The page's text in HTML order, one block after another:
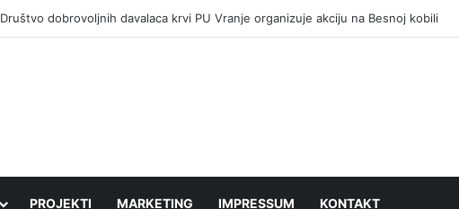
Društvo dobrovoljnih davalaca krvi PU Vranje organizuje akciju na Besnoj kobili
PROJEKTI MARKETING IMPRESSUM KONTAKT